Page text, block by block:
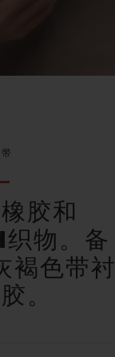
胶和
物。备
褐色带衬
。